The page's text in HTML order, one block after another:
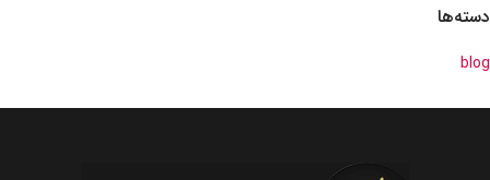
دسته‌ها
blog